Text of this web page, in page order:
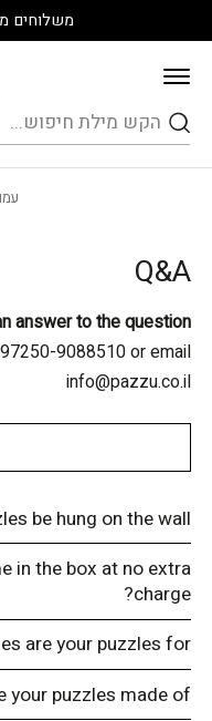
משלוחים
חיפוש
Q&A
answer to the question?
9088510 or email
info@pazzu.co.il
be hung on the wall?
in the box at no extra
charge?
are your puzzles for?
puzzles made of?